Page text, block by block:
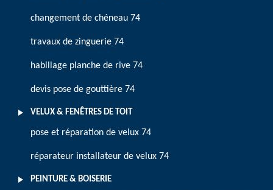
changement de chéneau 74
travaux de zinguerie 74
habillage planche de rive 74
devis pose de gouttière 74
VELUX & FENÊTRES DE TOIT
pose et réparation de velux 74
réparateur installateur de velux 74
PEINTURE & BOISERIE